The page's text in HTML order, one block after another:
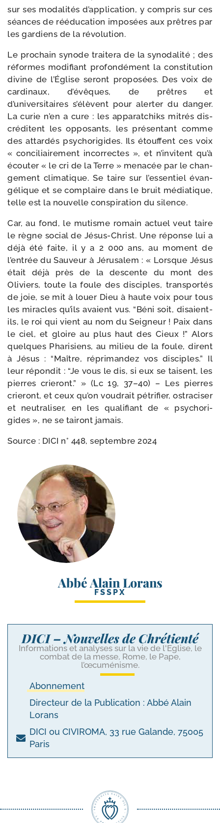
sur ses moda­li­tés d’application, y com­pris sur ces
séances de réédu­ca­tion impo­sées aux prêtres par
les gar­diens de la révolution.
Le pro­chain synode trai­te­ra de la syno­da­li­té ; des
réformes modi­fiant pro­fon­dé­ment la consti­tu­tion
divine de l’Église seront pro­po­sées. Des voix de
car­di­naux, d’évêques, de prêtres et
d’universitaires s’élèvent pour aler­ter du dan­ger.
La curie n’en a cure : les appa­rat­chiks mitrés dis­
cré­ditent les oppo­sants, les pré­sen­tant comme
des attar­dés psy­cho­ri­gides. Ils étouffent ces voix
« conci­liai­re­ment incor­rectes », et n’invitent qu’à
écou­ter « le cri de la Terre » mena­cée par le chan­
ge­ment cli­ma­tique. Se taire sur l’essentiel évan­
gé­lique et se com­plaire dans le bruit média­tique,
telle est la nou­velle conspi­ra­tion du silence.
Car, au fond, le mutisme romain actuel veut taire
le règne social de Jésus-​Christ. Une réponse lui a
déjà été faite, il y a 2 000 ans, au moment de
l’entrée du Sauveur à Jérusalem : « Lorsque Jésus
était déjà près de la des­cente du mont des
Oliviers, toute la foule des dis­ciples, trans­por­tés
de joie, se mit à louer Dieu à haute voix pour tous
les miracles qu’ils avaient vus. “Béni soit, disaient-​
ils, le roi qui vient au nom du Seigneur ! Paix dans
le ciel, et gloire au plus haut des Cieux !” Alors
quelques Pharisiens, au milieu de la foule, dirent
à Jésus : “Maître, répri­man­dez vos dis­ciples.” Il
leur répon­dit : “Je vous le dis, si eux se taisent, les
pierres crie­ront.” » (Lc 19, 37–40) – Les pierres
crie­ront, et ceux qu’on vou­drait pétri­fier, ostra­ci­ser
et neu­tra­li­ser, en les qua­li­fiant de « psy­cho­ri­
gides », ne se tai­ront jamais.
Source : DICI n° 448, sep­tembre 2024
Abbé Alain Lorans
FSSPX
DICI – Nouvelles de Chrétienté
Informations et analyses sur la vie de l'Eglise, le
combat de la messe, Rome, le Pape,
l’œcuménisme.
Abonnement
Directeur de la Publication : Abbé Alain
Lorans
DICI ou CIVIROMA, 33 rue Galande, 75005
Paris